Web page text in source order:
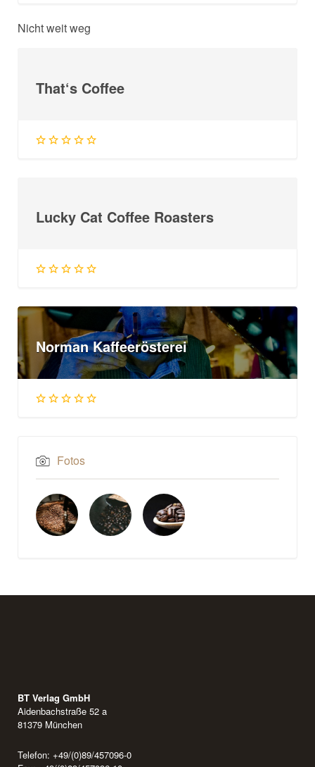
Nicht weit weg
That‘s Coffee
Lucky Cat Coffee Roasters
Norman Kaffeerösterei
Fotos
BT Verlag GmbH
Aidenbachstraße 52 a
81379 München
Telefon: +49/(0)89/457096-0